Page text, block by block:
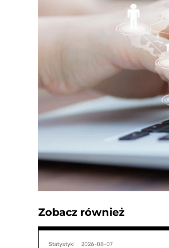
Zobacz również
Statystyki 2026-08-07